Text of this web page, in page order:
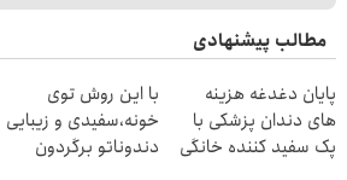
مطالب پیشنهادی
پایان دغدغه هزینه
های دندان پزشکی با
پک سفید کننده خانگی
با این روش توی
خونه،سفیدی و زیبایی
دندوناتو برگردون